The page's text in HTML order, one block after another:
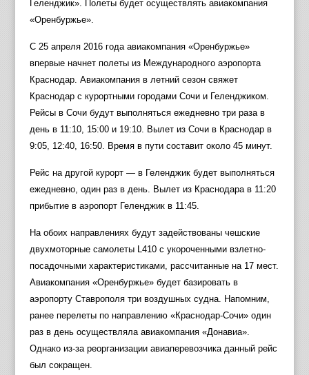
Геленджик». Полеты будет осуществлять авиакомпания
«Оренбуржье».
С 25 апреля 2016 года авиакомпания «Оренбуржье»
впервые начнет полеты из Международного аэропорта
Краснодар. Авиакомпания в летний сезон свяжет
Краснодар с курортными городами Сочи и Геленджиком.
Рейсы в Сочи будут выполняться ежедневно три раза в
день в 11:10, 15:00 и 19:10. Вылет из Сочи в Краснодар в
9:05, 12:40, 16:50. Время в пути составит около 45 минут.
Рейс на другой курорт — в Геленджик будет выполняться
ежедневно, один раз в день. Вылет из Краснодара в 11:20
прибытие в аэропорт Геленджик в 11:45.
На обоих направлениях будут задействованы чешские
двухмоторные самолеты L410 с укороченными взлетно-
посадочными характеристиками, рассчитанные на 17 мест.
Авиакомпания «Оренбуржье» будет базировать в
аэропорту Ставрополя три воздушных судна. Напомним,
ранее перелеты по направлению «Краснодар-Сочи» один
раз в день осуществляла авиакомпания «Донавиа».
Однако из-за реорганизации авиаперевозчика данный рейс
был сокращен.